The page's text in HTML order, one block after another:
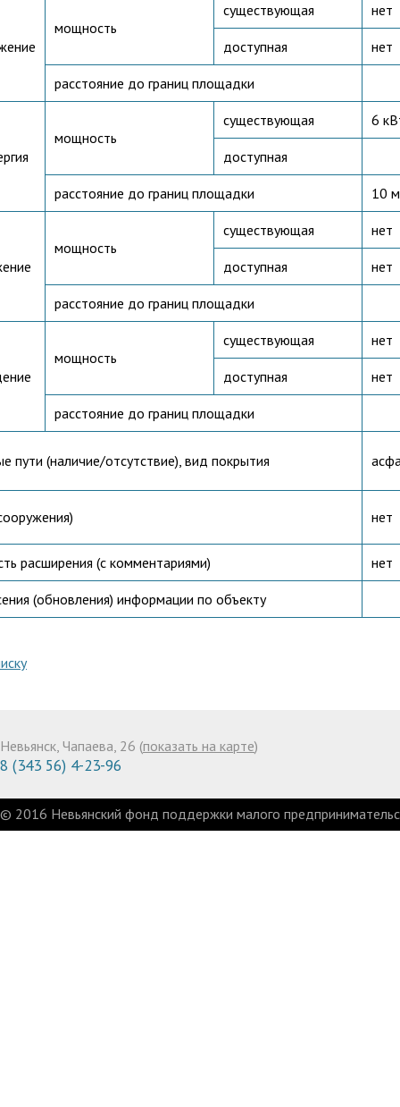
мощность
существующая нет
доступная нет
расстояние до границ площадки
мощность
существующая 6
доступная
расстояние до границ площадки 10 м
мощность
существующая нет
доступная нет
расстояние до границ площадки
мощность
существующая нет
доступная нет
расстояние до границ площадки
пути (наличие/отсутствие), вид покрытия
нет
расширения (с комментариями) нет
(обновления) информации по объекту
Невьянск, Чапаева, 26 (показать на карте)
8 (343 56) 4-23-96
© 2016 Невьянский фонд поддержки малого